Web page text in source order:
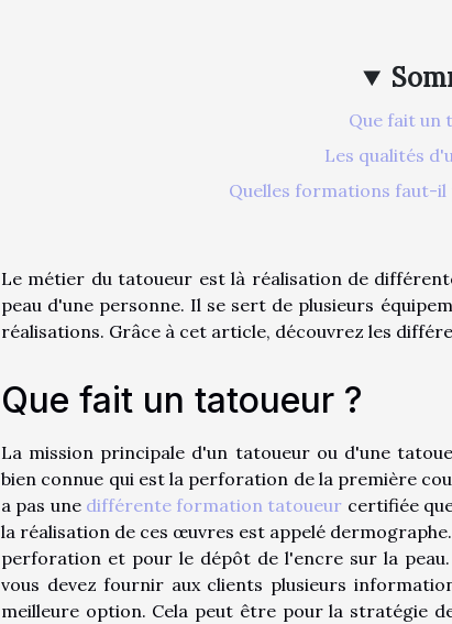
Que fait un
Les qualités
Quelles formations faut-
Le métier du tatoueur est là réalisation de
peau d'une personne. Il se sert de plusieurs
réalisations. Grâce à cet article, découvrez les
Que fait un tatoueur ?
La mission principale d'un tatoueur ou d'une
bien connue qui est la perforation de la première
a pas une différente formation tatoueur certifiée
la réalisation de ces œuvres est appelé
perforation et pour le dépôt de l'encre sur la
vous devez fournir aux clients plusieurs
meilleure option. Cela peut être pour la stratégie